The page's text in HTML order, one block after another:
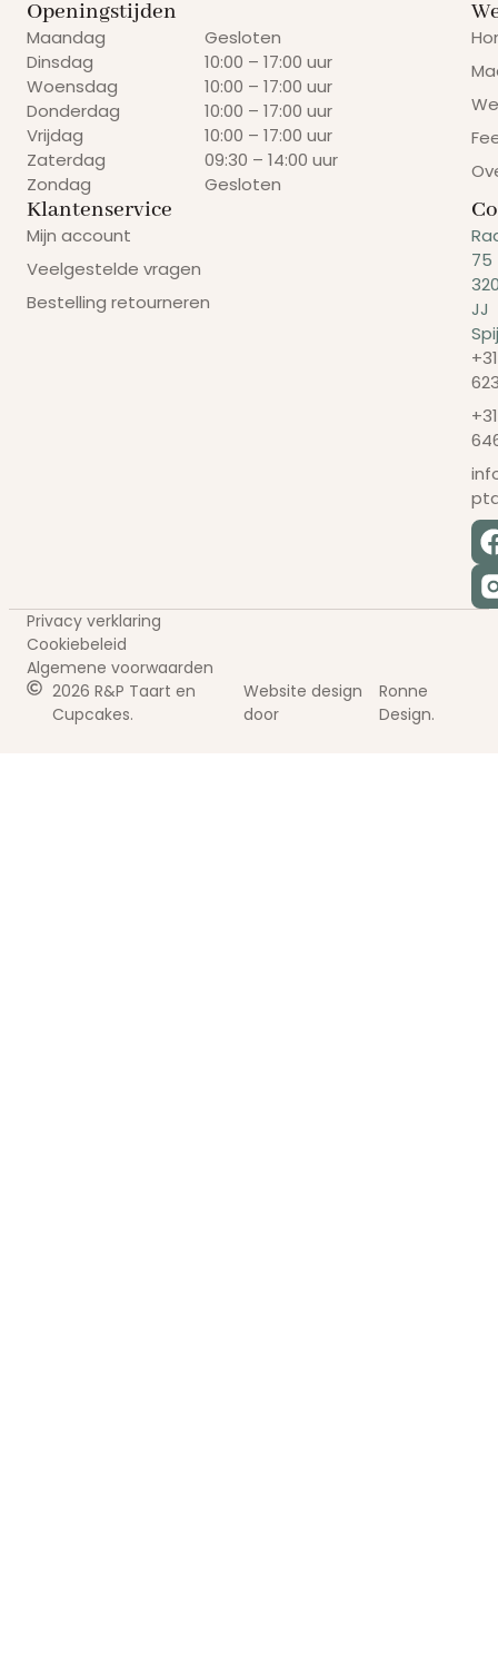
Openingstijden
Maandag
Dinsdag
Woensdag
Donderdag
Vrijdag
Zaterdag
Zondag
Gesloten
10:00 – 17:00 uur
10:00 – 17:00 uur
10:00 – 17:00 uur
10:00 – 17:00 uur
09:30 – 14:00 uur
Gesloten
Klantenservice
Mijn account
Veelgestelde vragen
Bestelling retourneren
75
JJ
2026 R&P Taart en
Cupcakes.
Website design
door
Ronne
Design.
Privacy verklaring
Cookiebeleid
Algemene voorwaarden